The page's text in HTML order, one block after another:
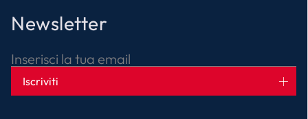
Newsletter
Inserisci la tua email
Iscriviti